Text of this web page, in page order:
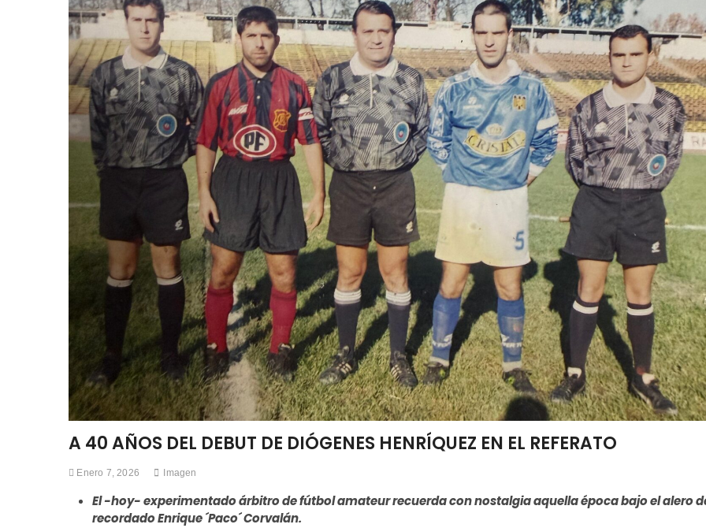
A 40 AÑOS DEL DEBUT DE DIÓGENES HENRÍQUEZ EN EL REFERATO
Enero 7, 2026 Imagen
El -hoy- experimentado árbitro de fútbol amateur recuerda con nostalgia aquella época bajo el alero
recordado Enrique ´Paco´ Corvalán.